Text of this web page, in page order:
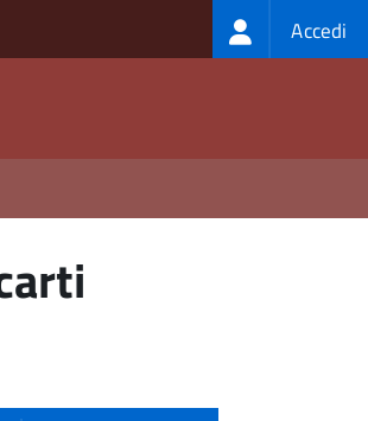
Login
menu
Accedi